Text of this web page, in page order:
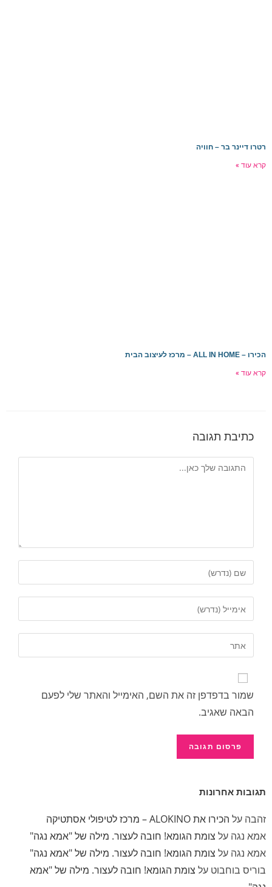
רטרו דיינר בר – חוויה
קרא עוד »
הכירו – ALL IN HOME – מרכז לעיצוב הבית
קרא עוד »
כתיבת תגובה
שמור בדפדפן זה את השם, האימייל והאתר שלי לפעם
הבאה שאגיב.
תגובות אחרונות
זהבה על הכירו את ALOKINO – מרכז לטיפולי אסתטיקה
אמא נגה על צומת הגומא! חובה לעצור. מילה של "אמא נגה"
אמא נגה על צומת הגומא! חובה לעצור. מילה של "אמא נגה"
בוריס בוחבוט על צומת הגומא! חובה לעצור. מילה של "אמא